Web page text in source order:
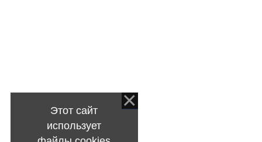
Этот сайт
использует